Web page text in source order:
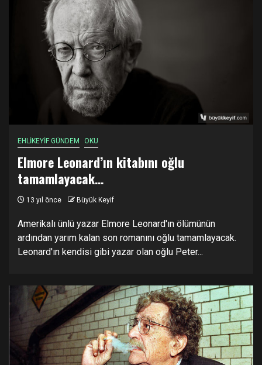
EHLİKEYİF GÜNDEM OKU
Elmore Leonard’ın kitabını oğlu
tamamlayacak…
13 yıl önce Büyük Keyif
Amerikalı ünlü yazar Elmore Leonard'ın ölümünün
ardından yarım kalan son romanını oğlu tamamlayacak.
Leonard'ın kendisi gibi yazar olan oğlu Peter...